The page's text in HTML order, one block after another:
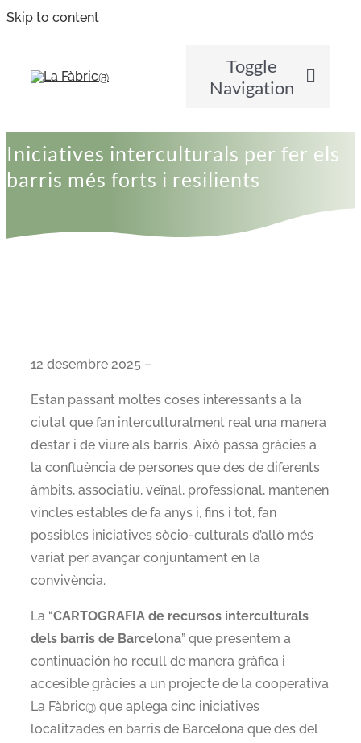
Skip to content
Toggle
Navigation
Qui Som?
Què fem?
Notícies
Iniciatives interculturals per fer els
barris més forts i resilients
12 desembre 2025 –
Estan passant moltes coses interessants a la
ciutat que fan interculturalment real una manera
d’estar i de viure als barris. Això passa gràcies a
la confluència de persones que des de diferents
àmbits, associatiu, veïnal, professional, mantenen
vincles estables de fa anys i, fins i tot, fan
possibles iniciatives sòcio-culturals d’allò més
variat per avançar conjuntament en la
convivència.
La “CARTOGRAFIA de recursos interculturals
dels barris de Barcelona” que presentem a
continuación ho recull de manera gràfica i
accesible gràcies a un projecte de la cooperativa
La Fàbric@ que aplega cinc iniciatives
localitzades en barris de Barcelona que des del